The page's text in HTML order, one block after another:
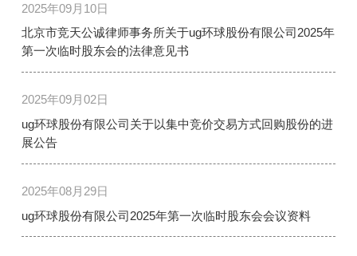
2025年09月10日
北京市竞天公诚律师事务所关于ug环球股份有限公司2025年
第一次临时股东会的法律意见书
2025年09月02日
ug环球股份有限公司关于以集中竞价交易方式回购股份的进
展公告
2025年08月29日
ug环球股份有限公司2025年第一次临时股东会会议资料